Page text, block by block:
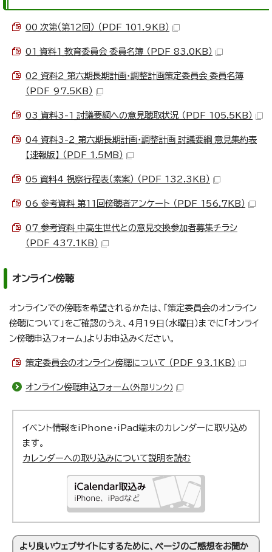
00_次第（第12回） （PDF 101.9KB）
01_資料1_教育委員会_委員名簿 （PDF 83.0KB）
02_資料2_第六期長期計画・調整計画策定委員会_委員名簿
（PDF 97.5KB）
03_資料3-1_討議要綱への意見聴取状況 （PDF 105.5KB）
04_資料3-2_第六期長期計画・調整計画_討議要綱_意見集約表
【速報版】 （PDF 1.5MB）
05_資料4_視察行程表（素案） （PDF 132.3KB）
06_参考資料_第11回傍聴者アンケート （PDF 156.7KB）
07_参考資料_中高生世代との意見交換参加者募集チラシ
（PDF 437.1KB）
オンライン傍聴
オンラインでの傍聴を希望されるかたは、「策定委員会のオンライン
傍聴について」をご確認のうえ、4月19日（水曜日）までに「オンライ
ン傍聴申込フォーム」よりお申込みください。
策定委員会のオンライン傍聴について （PDF 93.1KB）
オンライン傍聴申込フォーム （外部リンク）
イベント情報をiPhone・iPad端末のカレンダーに取り込め
ます。
カレンダーへの取り込みについて説明を読む
より良いウェブサイトにするために、ページのご感想をお聞か